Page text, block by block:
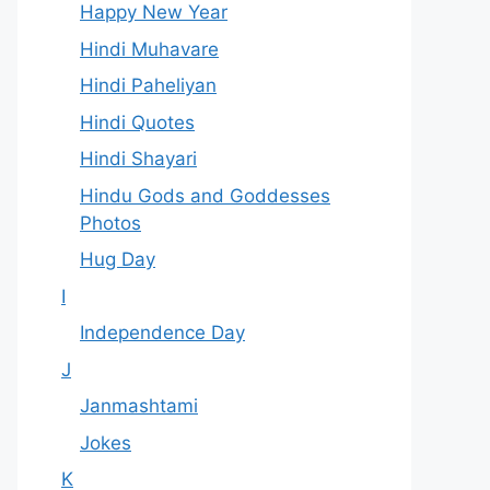
Happy New Year
Hindi Muhavare
Hindi Paheliyan
Hindi Quotes
Hindi Shayari
Hindu Gods and Goddesses
Photos
Hug Day
I
Independence Day
J
Janmashtami
Jokes
K